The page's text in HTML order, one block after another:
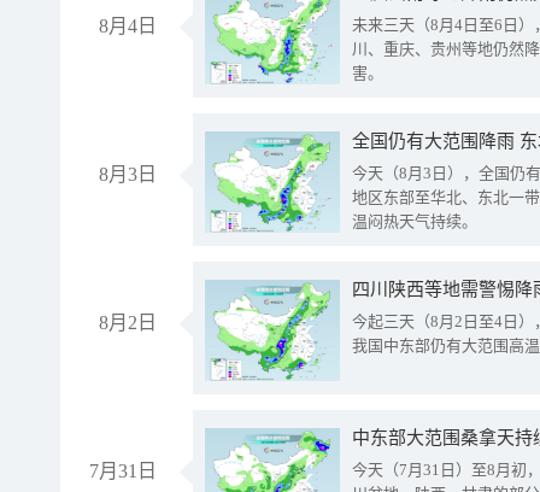
8月4日
未来三天（8月4日至6日
川、重庆、贵州等地仍然
害。
8月3日
全国仍有大范围降雨
今天（8月3日），全国仍
地区东部至华北、东北一
温闷热天气持续。
8月2日
今起三天（8月2日至4日
我国中东部仍有大范围高
7月31日
中东部大范围桑拿天
今天（7月31日）至8月初